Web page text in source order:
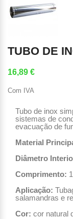
TUBO DE
16,89 €
Com IVA
Tubo de inox
sistemas de
evacuação de
Material
Diâmetro
Comprimento:
Aplicação:
salamandras e
Cor: cor natural